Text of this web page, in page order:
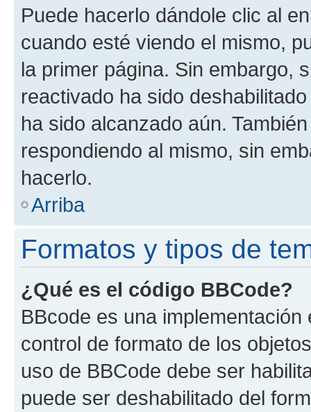
Puede hacerlo dándole clic al
cuando esté viendo el mismo,
la primer página. Sin embargo,
reactivado ha sido
ha sido alcanzado aún.
respondiendo al mismo, sin
hacerlo.
Arriba
Formatos y tipos de
¿Qué es el código BBCode?
BBcode es una
control de formato de los
uso de BBCode debe ser
puede ser deshabilitado del